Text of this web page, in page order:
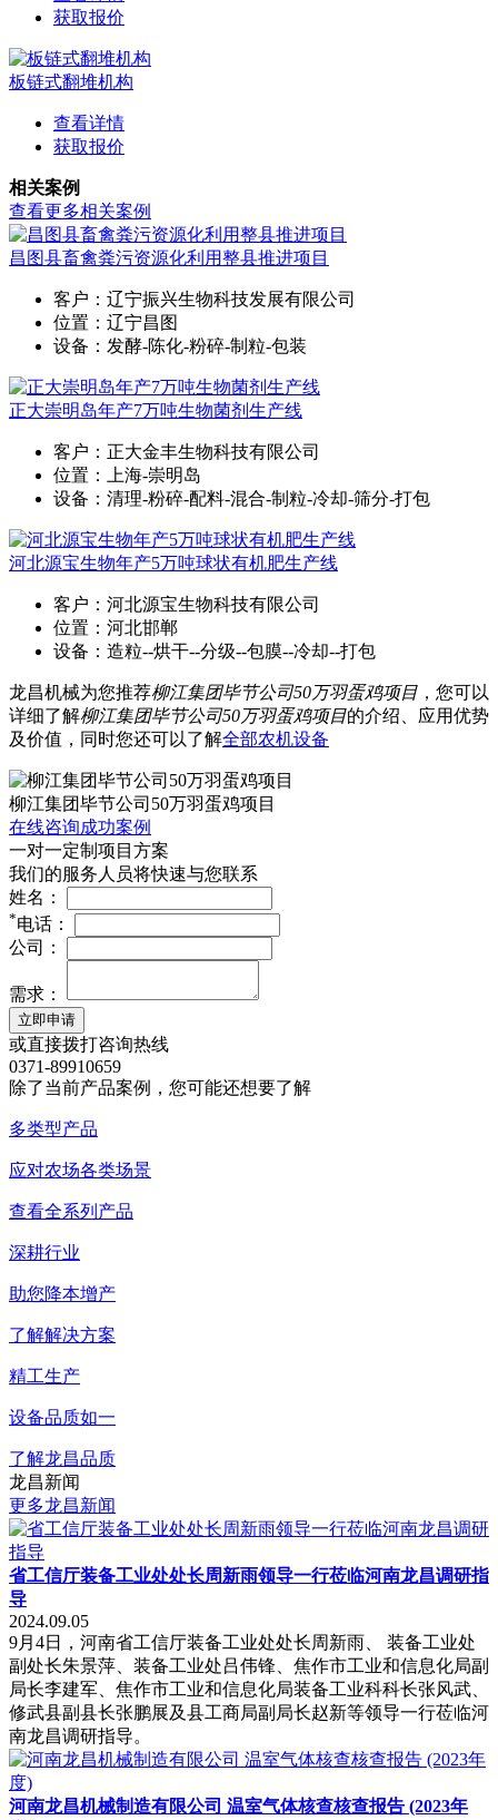
获取报价
板链式翻堆机构
查看详情
获取报价
相关案例
查看更多相关案例
昌图县畜禽粪污资源化利用整县推进项目
客户：辽宁振兴生物科技发展有限公司
位置：辽宁昌图
设备：发酵-陈化-粉碎-制粒-包装
正大崇明岛年产7万吨生物菌剂生产线
客户：正大金丰生物科技有限公司
位置：上海-崇明岛
设备：清理-粉碎-配料-混合-制粒-冷却-筛分-打包
河北源宝生物年产5万吨球状有机肥生产线
客户：河北源宝生物科技有限公司
位置：河北邯郸
设备：造粒--烘干--分级--包膜--冷却--打包
龙昌机械为您推荐柳江集团毕节公司50万羽蛋鸡项目 ，您可以
详细了解柳江集团毕节公司50万羽蛋鸡项目的介绍、应用优势
及价值，同时您还可以了解全部农机设备
柳江集团毕节公司50万羽蛋鸡项目
在线咨询成功案例
一对一定制项目方案
我们的服务人员将快速与您联系
姓名：
*电话：
公司：
需求：
立即申请
或直接拨打咨询热线
0371-89910659
除了当前产品案例，您可能还想要了解
多类型产品
应对农场各类场景
查看全系列产品
深耕行业
助您降本增产
了解解决方案
精工生产
设备品质如一
了解龙昌品质
龙昌新闻
更多龙昌新闻
省工信厅装备工业处处长周新雨领导一行莅临河南龙昌调研指
导
2024.09.05
9月4日，河南省工信厅装备工业处处长周新雨、 装备工业处
副处长朱景萍、装备工业处吕伟锋、焦作市工业和信息化局副
局长李建军、焦作市工业和信息化局装备工业科科长张风武、
修武县副县长张鹏展及县工商局副局长赵新等领导一行莅临河
南龙昌调研指导。
河南龙昌机械制造有限公司 温室气体核查核查报告 (2023年